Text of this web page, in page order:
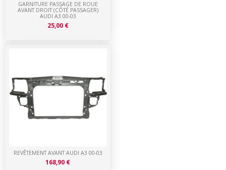
REVÊTEMENT AVANT AUDI A3 00-03
168,90 €
GARNITURE PASSAGE DE ROUE
AVANT DROIT (CÔTÉ PASSAGER)
AUDI A3 00-03
25,00 €